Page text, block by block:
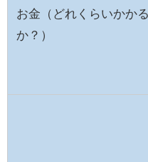
お金（どれくらいかかる
か？）